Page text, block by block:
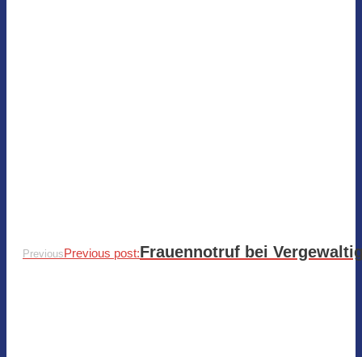
PreviousPrevious post:Frauennotruf bei